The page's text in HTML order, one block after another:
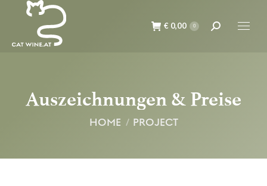
€ 0,00 0 Suche:
Auszeichnungen & Preise
Du bist hier:
HOME PROJECT